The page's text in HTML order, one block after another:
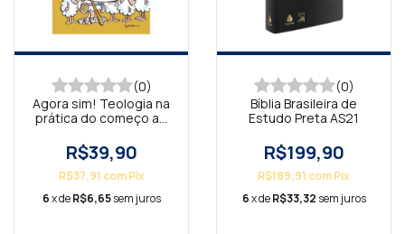
(0)
Agora sim! Teologia na
prática do começo ao
R$39,90
R$37,91 com Pix
6x deR$6,65 sem juros
(0)
Bíblia Brasileira de
Estudo Preta AS21
R$199,90
R$189,91 comPix
6x deR$33,32 sem juros